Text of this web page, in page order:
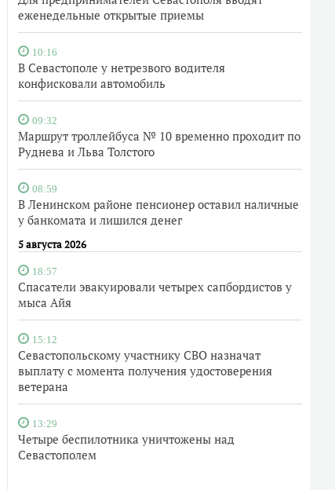
еженедельные открытые приемы
10:16
В Севастополе у нетрезвого водителя
конфисковали автомобиль
09:32
Маршрут троллейбуса № 10 временно проходит по
Руднева и Льва Толстого
08:59
В Ленинском районе пенсионер оставил наличные
у банкомата и лишился денег
5 августа 2026
18:57
Спасатели эвакуировали четырех сапбордистов у
мыса Айя
15:12
Севастопольскому участнику СВО назначат
выплату с момента получения удостоверения
ветерана
13:29
Четыре беспилотника уничтожены над
Севастополем